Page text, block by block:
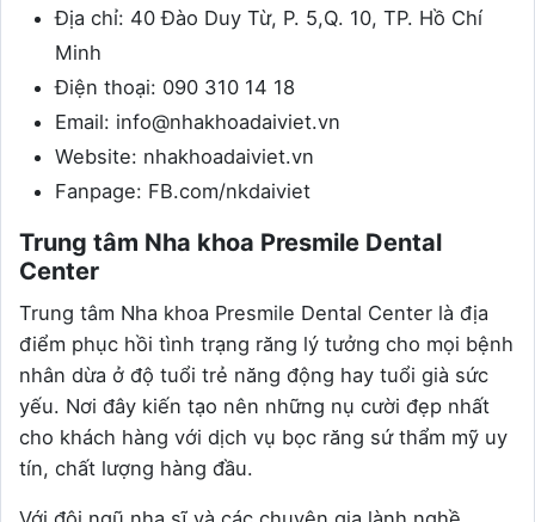
Địa chỉ: 40 Đào Duy Từ, P. 5,Q. 10, TP. Hồ Chí
Minh
Điện thoại: 090 310 14 18
Email: info@nhakhoadaiviet.vn
Website: nhakhoadaiviet.vn
Fanpage: FB.com/nkdaiviet
Trung tâm Nha khoa Presmile Dental
Center
Trung tâm Nha khoa Presmile Dental Center là địa
điểm phục hồi tình trạng răng lý tưởng cho mọi bệnh
nhân dừa ở độ tuổi trẻ năng động hay tuổi già sức
yếu. Nơi đây kiến tạo nên những nụ cười đẹp nhất
cho khách hàng với dịch vụ bọc răng sứ thẩm mỹ uy
tín, chất lượng hàng đầu.